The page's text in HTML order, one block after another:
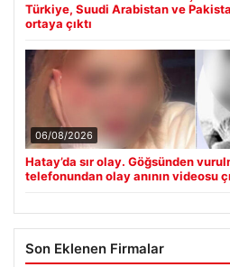
Türkiye, Suudi Arabistan ve
ortaya çıktı
06/08/2026
Hatay’da sır olay. Göğsünden
telefonundan olay anının videosu
Son Eklenen Firmalar